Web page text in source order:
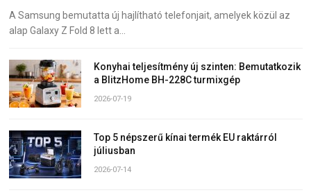
A Samsung bemutatta új hajlítható telefonjait, amelyek közül az
alap Galaxy Z Fold 8 lett a…
Konyhai teljesítmény új szinten: Bemutatkozik
a BlitzHome BH-228C turmixgép
2026-07-19
Top 5 népszerű kínai termék EU raktárról
júliusban
2026-07-14